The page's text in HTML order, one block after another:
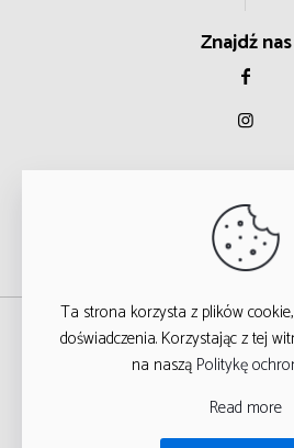
Znajdź nas
© 2023
WSZYSTKIE PRAWA
ARGA STUDIO
Ta strona korzysta z plików
doświadczenia. Korzystając z tej
na nasząPolitykę
Read more